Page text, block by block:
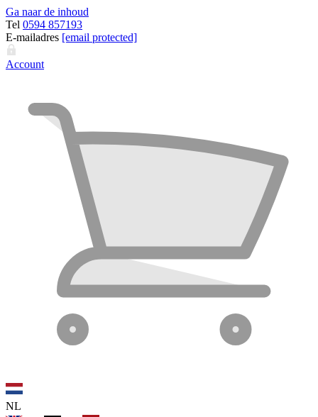
Ga naar de inhoud
Tel 0594 857193
E-mailadres [email protected]
Account
NL